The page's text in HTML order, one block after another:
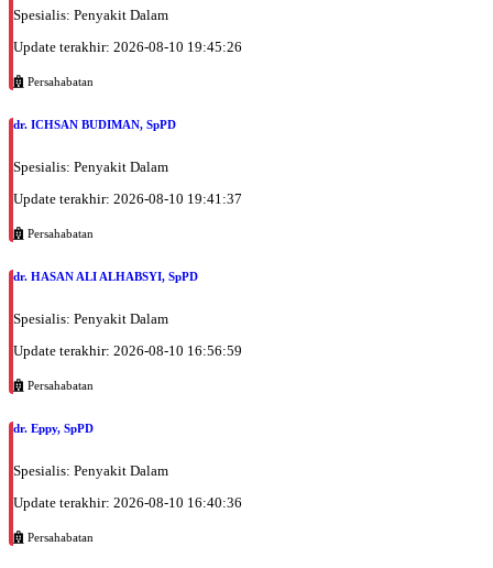
Spesialis: Penyakit Dalam
Update terakhir: 2026-08-10 19:45:26
Persahabatan
dr. ICHSAN BUDIMAN, SpPD
Spesialis: Penyakit Dalam
Update terakhir: 2026-08-10 19:41:37
Persahabatan
dr. HASAN ALI ALHABSYI, SpPD
Spesialis: Penyakit Dalam
Update terakhir: 2026-08-10 16:56:59
Persahabatan
dr. Eppy, SpPD
Spesialis: Penyakit Dalam
Update terakhir: 2026-08-10 16:40:36
Persahabatan